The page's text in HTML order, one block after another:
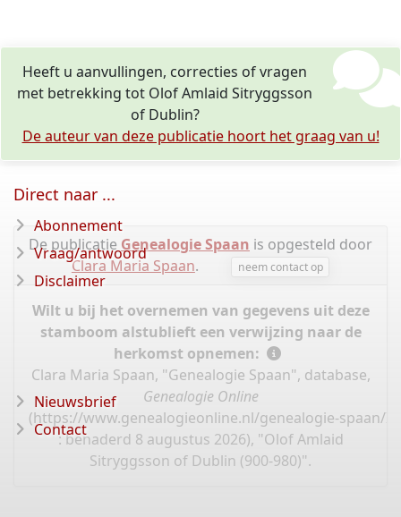
Heeft u aanvullingen, correcties of vragen
met betrekking tot Olof Amlaid Sitryggsson
of Dublin?
De auteur van deze publicatie hoort het graag van u!
De publicatie Genealogie Spaan is opgesteld door
Clara Maria Spaan. neem contact op
Wilt u bij het overnemen van gegevens uit deze
stamboom alstublieft een verwijzing naar de
herkomst opnemen:
Clara Maria Spaan, "Genealogie Spaan", database,
Genealogie Online
(https://www.genealogieonline.nl/genealogie-spaan/
: benaderd 8 augustus 2026), "Olof Amlaid
Sitryggsson of Dublin (900-980)".
Direct naar ...
Abonnement
Vraag/antwoord
Disclaimer
Nieuwsbrief
Contact